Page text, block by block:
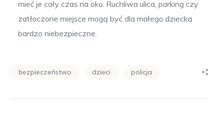
mieć je cały czas na oku. Ruchliwa ulica, parking czy
zatłoczone miejsce mogą być dla małego dziecka
bardzo niebezpieczne.
bezpieczeństwo dzieci policja